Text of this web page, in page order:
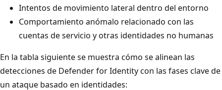
Intentos de movimiento lateral dentro del entorno
Comportamiento anómalo relacionado con las
cuentas de servicio y otras identidades no humanas
En la tabla siguiente se muestra cómo se alinean las
detecciones de Defender for Identity con las fases clave de
un ataque basado en identidades: